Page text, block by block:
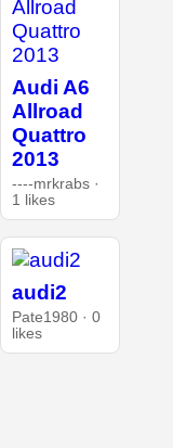
Audi A6
Allroad
Quattro
2013
----mrkrabs ·
1 likes
audi2
Pate1980 · 0
likes